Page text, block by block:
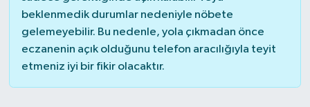
beklenmedik durumlar nedeniyle nöbete
gelemeyebilir. Bu nedenle, yola çıkmadan önce
eczanenin açık olduğunu telefon aracılığıyla teyit
etmeniz iyi bir fikir olacaktır.